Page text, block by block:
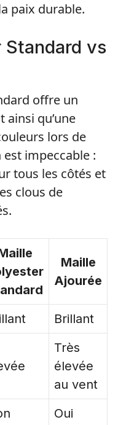
paix durable.
Standard vs
offre un
qu’une
lors de
est impeccable :
tous les côtés et
clous de
Maille
Ajourée
Brillant
Très
élevée
au vent
Oui